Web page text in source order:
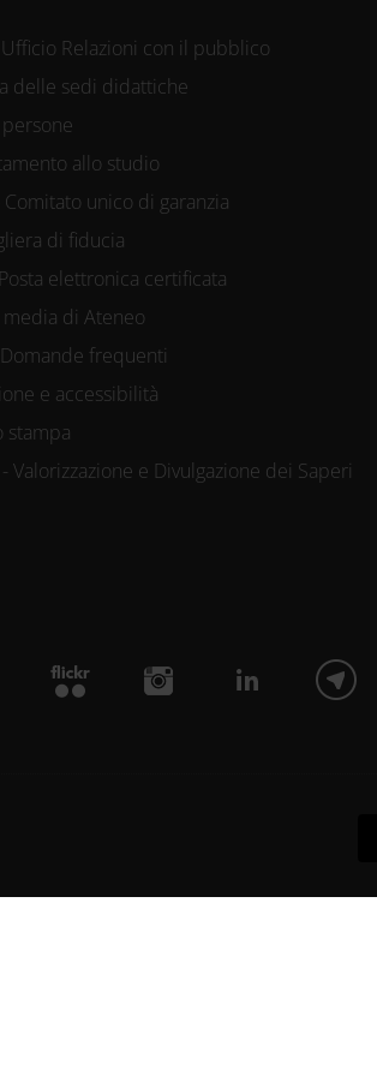
Ufficio Relazioni con il pubblico
delle sedi didattiche
allo studio
Comitato unico di garanzia
di fiducia
elettronica certificata
media di Ateneo
Domande frequenti
e accessibilità
stampa
- Valorizzazione e Divulgazione dei Saperi